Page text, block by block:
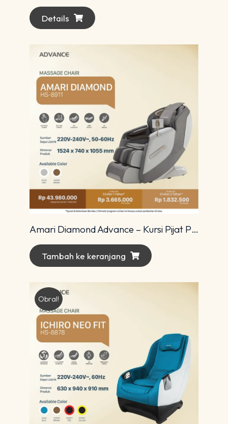
Details
Amari Diamond Advance – Kursi Pijat Premium dengan Teknologi 4D Modern
Tambah ke keranjang
Obral!